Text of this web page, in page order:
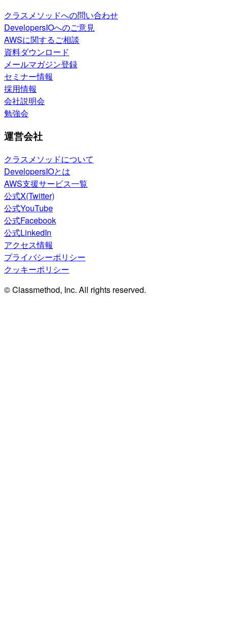
クラスメソッドへの問い合わせ
DevelopersIOへのご意見
AWSに関するご相談
資料ダウンロード
メールマガジン登録
セミナー情報
採用情報
会社説明会
勉強会
運営会社
クラスメソッドについて
DevelopersIOとは
AWS支援サービス一覧
公式X(Twitter)
公式YouTube
公式Facebook
公式LinkedIn
アクセス情報
プライバシーポリシー
クッキーポリシー
© Classmethod, Inc. All rights reserved.